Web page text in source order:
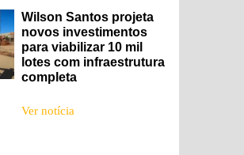
Wilson Santos projeta
novos investimentos
para viabilizar 10 mil
lotes com infraestrutura
completa
Ver notícia